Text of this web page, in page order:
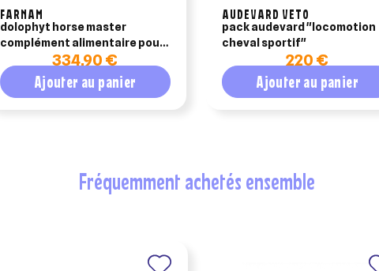
FARNAM
dolophyt horse master
complément alimentaire pour
le soutien locomoteur des
chevaux 5l
334,90 €
Ajouter au panier
AUDEVARD VETO
pack audevard "locomotion
cheval sportif"
220 €
Ajouter au panier
fréquemment achetés ensemble